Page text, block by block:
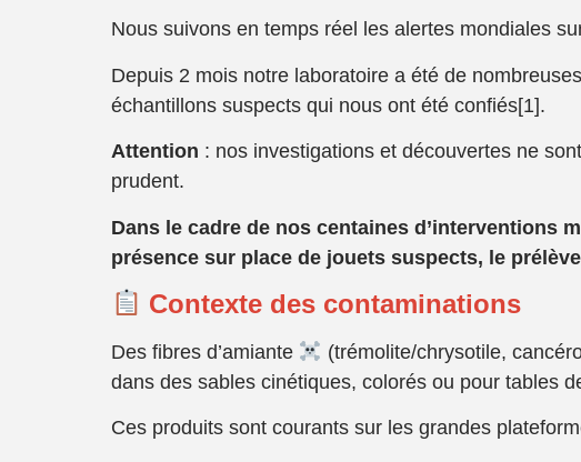
Nous suivons en temps réel les alertes mondiales
Depuis 2 mois notre laboratoire a été de
échantillons suspects qui nous ont été confiés[1].
Attention : nos investigations et découvertes ne
prudent.
Dans le cadre de nos centaines d’interventions
présence sur place de jouets suspects, le prél
Contexte des contaminations
Des fibres d’amiante
(trémolite/chrysotile,
dans des sables cinétiques, colorés ou pour tables
Ces produits sont courants sur les grandes